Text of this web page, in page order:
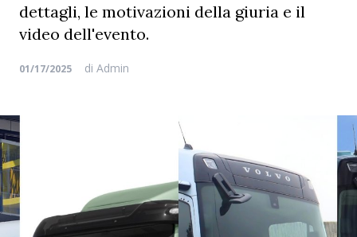
dettagli, le motivazioni della giuria e il
video dell'evento.
01/17/2025 di Admin